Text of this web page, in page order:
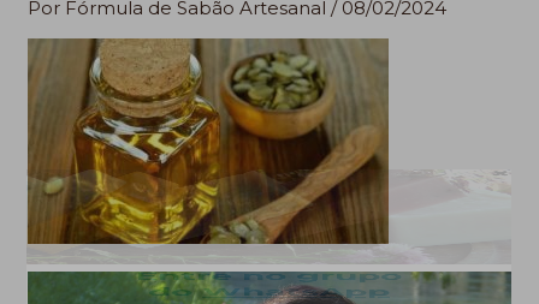
Por Fórmula de Sabão Artesanal/ 08/02/2024